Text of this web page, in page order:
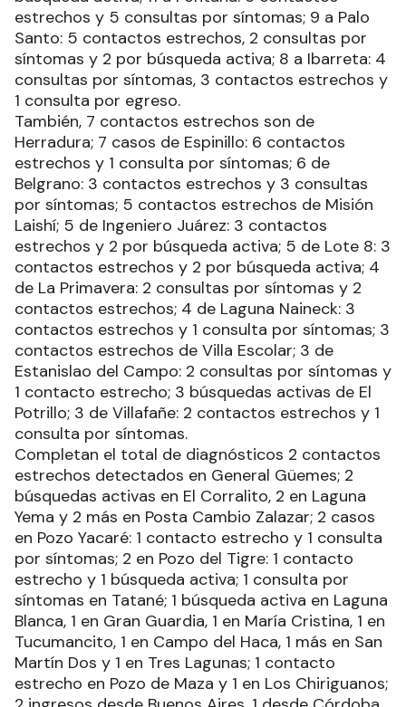
estrechos y 5 consultas por síntomas; 9 a Palo
Santo: 5 contactos estrechos, 2 consultas por
síntomas y 2 por búsqueda activa; 8 a Ibarreta: 4
consultas por síntomas, 3 contactos estrechos y
1 consulta por egreso.
También, 7 contactos estrechos son de
Herradura; 7 casos de Espinillo: 6 contactos
estrechos y 1 consulta por síntomas; 6 de
Belgrano: 3 contactos estrechos y 3 consultas
por síntomas; 5 contactos estrechos de Misión
Laishí; 5 de Ingeniero Juárez: 3 contactos
estrechos y 2 por búsqueda activa; 5 de Lote 8: 3
contactos estrechos y 2 por búsqueda activa; 4
de La Primavera: 2 consultas por síntomas y 2
contactos estrechos; 4 de Laguna Naineck: 3
contactos estrechos y 1 consulta por síntomas; 3
contactos estrechos de Villa Escolar; 3 de
Estanislao del Campo: 2 consultas por síntomas y
1 contacto estrecho; 3 búsquedas activas de El
Potrillo; 3 de Villafañe: 2 contactos estrechos y 1
consulta por síntomas.
Completan el total de diagnósticos 2 contactos
estrechos detectados en General Güemes; 2
búsquedas activas en El Corralito, 2 en Laguna
Yema y 2 más en Posta Cambio Zalazar; 2 casos
en Pozo Yacaré: 1 contacto estrecho y 1 consulta
por síntomas; 2 en Pozo del Tigre: 1 contacto
estrecho y 1 búsqueda activa; 1 consulta por
síntomas en Tatané; 1 búsqueda activa en Laguna
Blanca, 1 en Gran Guardia, 1 en María Cristina, 1 en
Tucumancito, 1 en Campo del Haca, 1 más en San
Martín Dos y 1 en Tres Lagunas; 1 contacto
estrecho en Pozo de Maza y 1 en Los Chiriguanos;